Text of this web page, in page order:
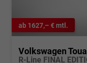
ab 1627,– € mtl.
Volkswagen